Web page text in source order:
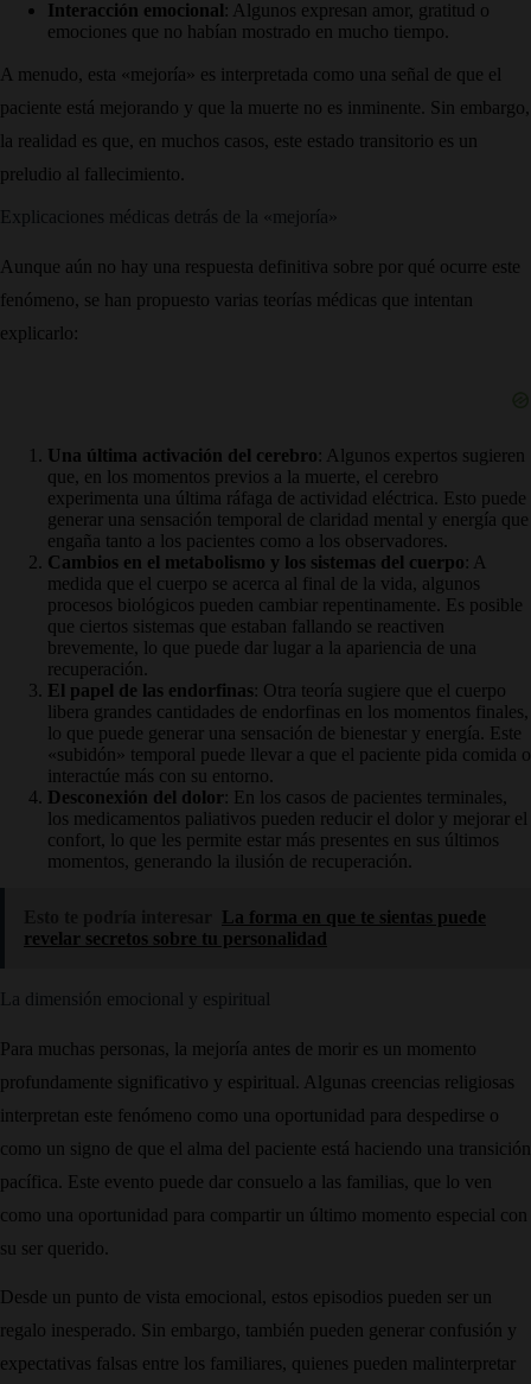
Interacción emocional: Algunos expresan amor, gratitud o
emociones que no habían mostrado en mucho tiempo.
A menudo, esta «mejoría» es interpretada como una señal de que el
paciente está mejorando y que la muerte no es inminente. Sin embargo,
la realidad es que, en muchos casos, este estado transitorio es un
preludio al fallecimiento.
Explicaciones médicas detrás de la «mejoría»
Aunque aún no hay una respuesta definitiva sobre por qué ocurre este
fenómeno, se han propuesto varias teorías médicas que intentan
explicarlo:
Una última activación del cerebro: Algunos expertos sugieren
que, en los momentos previos a la muerte, el cerebro
experimenta una última ráfaga de actividad eléctrica. Esto puede
generar una sensación temporal de claridad mental y energía que
engaña tanto a los pacientes como a los observadores.
Cambios en el metabolismo y los sistemas del cuerpo: A
medida que el cuerpo se acerca al final de la vida, algunos
procesos biológicos pueden cambiar repentinamente. Es posible
que ciertos sistemas que estaban fallando se reactiven
brevemente, lo que puede dar lugar a la apariencia de una
recuperación.
El papel de las endorfinas: Otra teoría sugiere que el cuerpo
libera grandes cantidades de endorfinas en los momentos finales,
lo que puede generar una sensación de bienestar y energía. Este
«subidón» temporal puede llevar a que el paciente pida comida o
interactúe más con su entorno.
Desconexión del dolor: En los casos de pacientes terminales,
los medicamentos paliativos pueden reducir el dolor y mejorar el
confort, lo que les permite estar más presentes en sus últimos
momentos, generando la ilusión de recuperación.
La forma en que te sientas puede
revelar secretos sobre tu personalidad
La dimensión emocional y espiritual
Para muchas personas, la mejoría antes de morir es un momento
profundamente significativo y espiritual. Algunas creencias religiosas
interpretan este fenómeno como una oportunidad para despedirse o
como un signo de que el alma del paciente está haciendo una transición
pacífica. Este evento puede dar consuelo a las familias, que lo ven
como una oportunidad para compartir un último momento especial con
su ser querido.
Desde un punto de vista emocional, estos episodios pueden ser un
regalo inesperado. Sin embargo, también pueden generar confusión y
expectativas falsas entre los familiares, quienes pueden malinterpretar